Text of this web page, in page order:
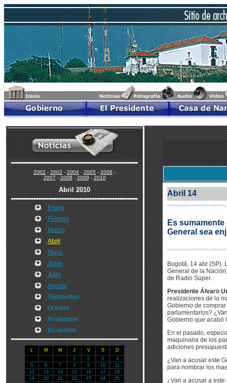
2002-2003-2004-2005-2006-
2007-2008-2009-2010
Abril 2010
Enero
Febrero
Marzo
Abril
Mayo
Junio
Julio
Agosto
Septiembre
Octubre
Noviembre
Diciembre
L M M J V S
D
1
2 3
4
5
6 7 8 9 10
11
12
13 14 15 16 17
18
19
20 21 22 23 24
25
Abril 14
Es
General sea
Bogotá, 14 abr (SP).
General de la
de Radio Súper.
Presidente Álvaro
realizaciones de la
Gobierno de
parlamentarios?
Gobierno que acabó
En el pasado,
maquinaria de los
adiciones
¿Van a acusar este
para nombrar los
¿Van a acusar a